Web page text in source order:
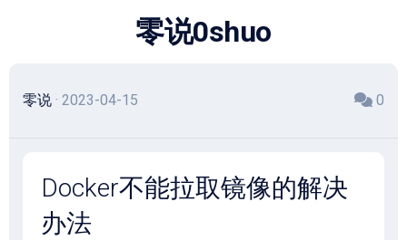
零说0shuo
零说 · 2023-04-15 0
Docker不能拉取镜像的解决
办法